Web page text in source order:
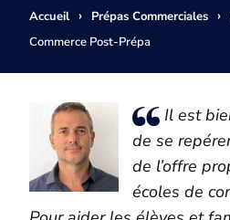
Accueil › Prépas Commerciales ›
Commerce Post-Prépa
Il est
de se
de l’offre
écoles de